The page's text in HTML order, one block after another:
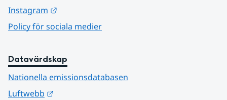
Instagram
Policy för sociala medier
Datavärdskap
Nationella emissionsdatabasen
Luftwebb